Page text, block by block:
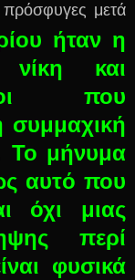
πρόσφυγες μετά
ήταν η
νίκη και
που
Το μήνυμα
αυτό που
όχι μιας
περί
φυσικά